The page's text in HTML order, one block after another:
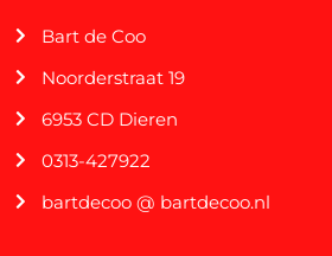
Bart de Coo
Noorderstraat 19
6953 CD Dieren
0313-427922
bartdecoo @ bartdecoo.nl